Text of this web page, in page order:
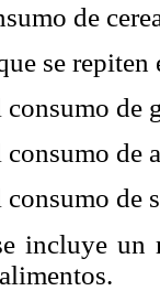
de
se
de
de
de
incluye un